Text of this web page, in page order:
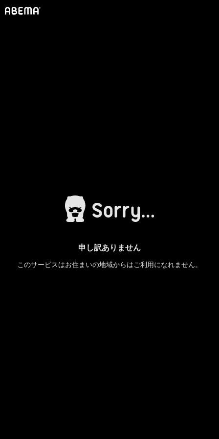
申し訳ありません
このサービスはお住まいの地域からはご利用になれません。